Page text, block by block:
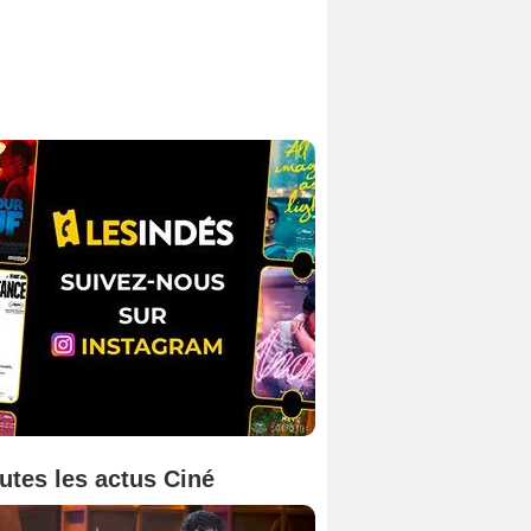
les actus Ciné